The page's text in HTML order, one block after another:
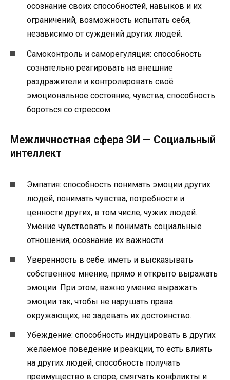
осознание своих способностей, навыков и их
ограничений, возможность испытать себя,
независимо от суждений других людей.
Самоконтроль и саморегуляция: способность
сознательно реагировать на внешние
раздражители и контролировать своё
эмоциональное состояние, чувства, способность
бороться со стрессом.
Межличностная сфера ЭИ — Социальный
интеллект
Эмпатия: способность понимать эмоции других
людей, понимать чувства, потребности и
ценности других, в том числе, чужих людей.
Умение чувствовать и понимать социальные
отношения, осознание их важности.
Уверенность в себе: иметь и высказывать
собственное мнение, прямо и открыто выражать
эмоции. При этом, важно умение выражать
эмоции так, чтобы не нарушать права
окружающих, не задевать их достоинство.
Убеждение: способность индуцировать в других
желаемое поведение и реакции, то есть влиять
на других людей, способность получать
преимущество в споре, смягчать конфликты и